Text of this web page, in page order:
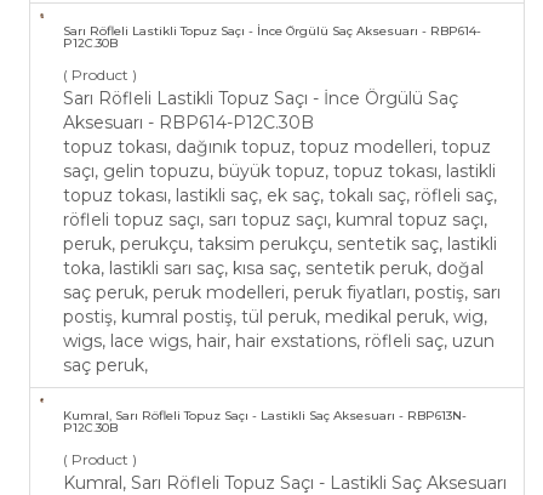
Sarı Röfleli Lastikli Topuz Saçı - İnce Örgülü Saç Aksesuarı - RBP614-
P12C.30B
( Product )
Sarı Röfleli Lastikli Topuz Saçı - İnce Örgülü Saç
Aksesuarı - RBP614-P12C.30B
topuz tokası, dağınık topuz, topuz modelleri, topuz
saçı, gelin topuzu, büyük topuz, topuz tokası, lastikli
topuz tokası, lastikli saç, ek saç, tokalı saç, röfleli saç,
röfleli topuz saçı, sarı topuz saçı, kumral topuz saçı,
peruk, perukçu, taksim perukçu, sentetik saç, lastikli
toka, lastikli sarı saç, kısa saç, sentetik peruk, doğal
saç peruk, peruk modelleri, peruk fiyatları, postiş, sarı
postiş, kumral postiş, tül peruk, medikal peruk, wig,
wigs, lace wigs, hair, hair exstations, röfleli saç, uzun
saç peruk,
Kumral, Sarı Röfleli Topuz Saçı - Lastikli Saç Aksesuarı - RBP613N-
P12C.30B
( Product )
Kumral, Sarı Röfleli Topuz Saçı - Lastikli Saç Aksesuarı